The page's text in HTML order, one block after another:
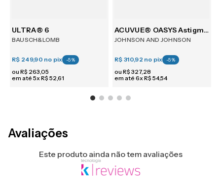
ULTRA® 6
BAUSCH&LOMB
R$ 249,90 no pix -5%
ou R$ 263,05
em até 5xR$ 52,61
ACUVUE® OASYS Astigmatism 6
JOHNSON AND JOHNSON
R$ 310,92 no pix -5%
ou R$ 327,28
em até 6xR$ 54,54
Avaliações
Este produto ainda não tem avaliações